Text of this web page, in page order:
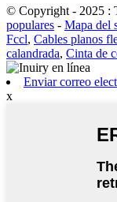
© Copyright - 2025 :
populares - Mapa del
Fccl, Cables planos
calandrada, Cinta de
Enviar correo
x